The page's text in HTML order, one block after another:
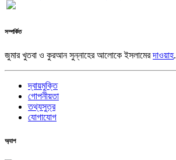
সম্পর্কিত
জুমার খুতবা ও কুরআন সুন্নাহের আলোকে ইসলামেরদাওয়াহ.
দ্বায়মুক্তি
গোপনীয়তা
তথ্যসুত্র
যোগাযোগ
অ্যাপ